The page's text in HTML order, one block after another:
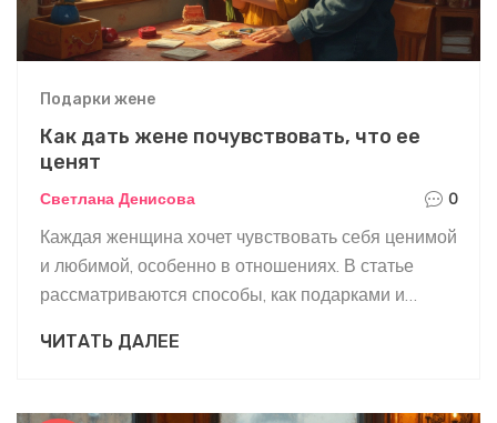
Подарки жене
Как дать жене почувствовать, что ее
ценят
Светлана Денисова 0
Каждая женщина хочет чувствовать себя ценимой
и любимой, особенно в отношениях. В статье
рассматриваются способы, как подарками и
значимости. Узнайте, как простые мелочи и
сделать ваш брак еще крепче.
ЧИТАТЬ ДАЛЕЕ